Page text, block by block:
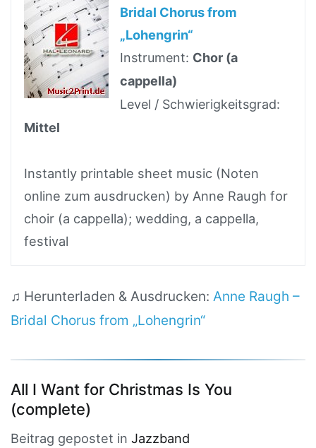
Bridal Chorus from
„Lohengrin“
Instrument: Chor (a
cappella)
Level / Schwierigkeitsgrad:
Mittel
Instantly printable sheet music (Noten
online zum ausdrucken) by Anne Raugh for
choir (a cappella); wedding, a cappella,
festival
♫ Herunterladen & Ausdrucken: Anne Raugh –
Bridal Chorus from „Lohengrin“
All I Want for Christmas Is You
(complete)
Beitrag gepostet in Jazzband